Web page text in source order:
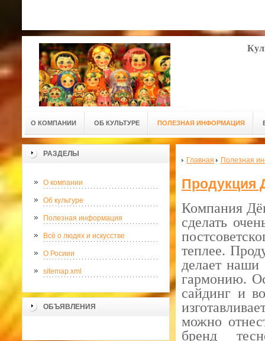
О КОМПАНИИ ОБ КУЛЬТУРЕ ПОЛЕЗНАЯ ИНФОРМАЦИЯ
РАЗДЕЛЫ
О компании
Об культуре
Полезная информация
Всё о людях и искусстве
О Росиии
sitemap.xml
ОБЪЯВЛЕНИЯ
Главная Полезная
Продукция
Компания
сделать
теплее.
делает наши
гармонию.
сайдинг и
можно
бренд